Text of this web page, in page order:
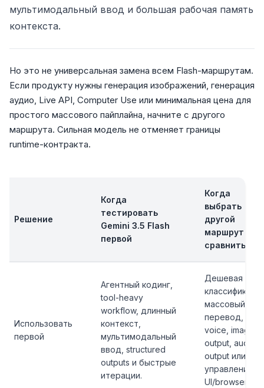
мультимодальный ввод и большая рабочая память
контекста.
Но это не универсальная замена всем Flash-маршрутам.
Если продукту нужны генерация изображений, генерация
аудио, Live API, Computer Use или минимальная цена для
простого массового пайплайна, начните с другого
маршрута. Сильная модель не отменяет границы
runtime-контракта.
Решение
Когда
тестировать
Gemini 3.5 Flash
первой
Когда
выбрать
другой
маршрут или
сравнить
Использовать
первой
Агентный кодинг,
tool-heavy
workflow, длинный
контекст,
мультимодальный
ввод, structured
outputs и быстрые
итерации.
Дешевая
массовый
перевод, live
voice, image
output, audio
output или
управление
UI/browser.